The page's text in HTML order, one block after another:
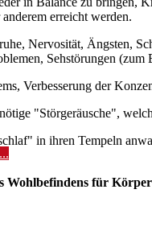
erreicht werden.
Nervosität, Ängsten,
Sehstörungen
Verbesserung der
"Störgeräusche",
in ihren Tempeln
Wohlbefindens für